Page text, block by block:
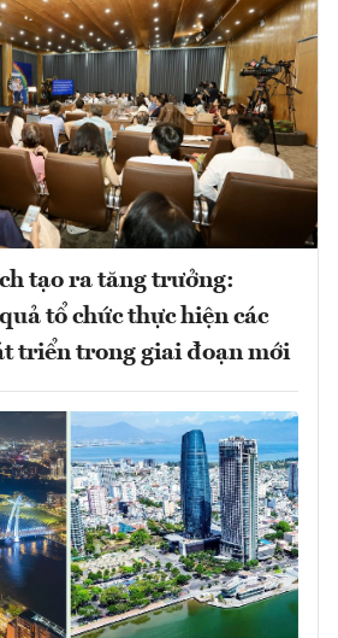
tạo ra tăng trưởng:
tổ chức thực hiện các
triển trong giai đoạn mới